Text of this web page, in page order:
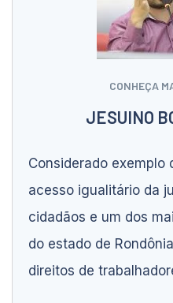
CONHEÇA
JESUINO
Considerado exemplo
acesso igualitário da
cidadãos e um dos
do estado de
direitos de